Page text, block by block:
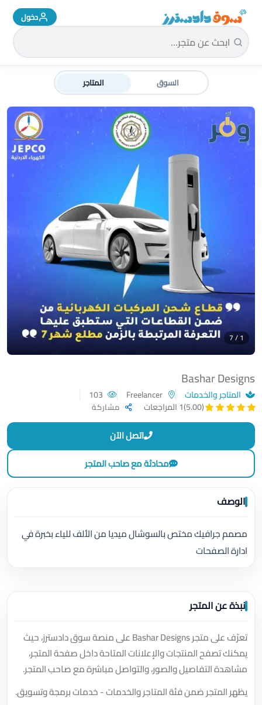
سوق دادسترز الرئيسية دخول
السوق المتاجر
Bashar Designs
المتاجر والخدمات
(5.00)
1 المراجعات مشاركة
1 / 7
اتصل الآن
محادثة مع صاحب المتجر
الوصف
مصمم جرافيك مختص بالسوشال ميديا من الألف للياء بخبرة في
ادارة الصفحات
نبذة عن المتجر
تعرّف على متجر Bashar Designs على منصة سوق دادسترز، حيث
يمكنك تصفح المنتجات والإعلانات المتاحة داخل صفحة المتجر،
مشاهدة التفاصيل والصور، والتواصل مباشرة مع صاحب المتجر.
يظهر المتجر ضمن فئة المتاجر والخدمات - خدمات برمجة وتسويق.